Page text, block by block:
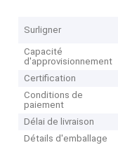
Surligner
Capacité
d'approvisionnement
Certification
Conditions de
paiement
Délai de livraison
Détails d'emballage